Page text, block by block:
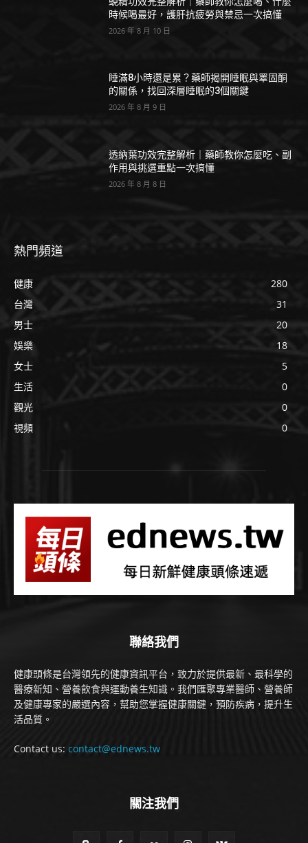
時候喝最好，護肝抗疲勞與禁忌一次搞懂
2026 年 8 月 10 日
睡滿8小時還是累？藥師揭開睡眠與睪固酮
的關係，找回深層睡眠的3個關鍵
2026 年 8 月 9 日
透納葉功效完整解析｜藥師教你怎麼吃、副
作用與挑選重點一次搞懂
2026 年 8 月 8 日
熱門頻道
健康
280
台灣
31
男士
20
娛樂
18
女士
5
生活
0
觀光
0
視頻
0
聯絡我們
健康頭條是台灣領先的健康資訊平台，致力於提供最新、最科學的
醫療新知、營養飲食與運動養生知識。我們匯聚專業醫師、營養師
及健康專家的嚴選內容，幫助您掌握健康關鍵，預防疾病，提升生
活品質。
Contact us: contact@ednews.tw
關注我們